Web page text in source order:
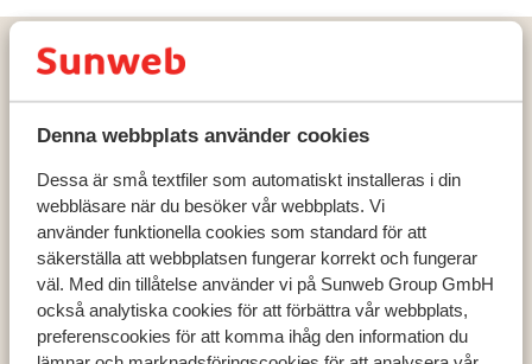
Denna webbplats använder cookies
Dessa är små textfiler som automatiskt installeras i din
webbläsare när du besöker vår webbplats. Vi
använder funktionella cookies som standard för att
säkerställa att webbplatsen fungerar korrekt och fungerar
väl. Med din tillåtelse använder vi på Sunweb Group GmbH
också analytiska cookies för att förbättra vår webbplats,
preferenscookies för att komma ihåg den information du
Hem Skidresor Frankrike
Populära länder
Österrike
Frankrike
Andorra